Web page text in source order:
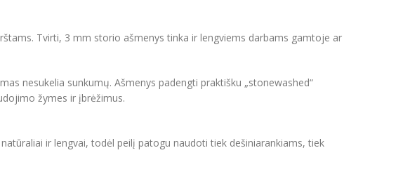
Tvirti, 3 mm storio ašmenys tinka ir lengviems darbams gamtoje ar
nesukelia sunkumų. Ašmenys padengti praktišku „stonewashed“
žymes ir įbrėžimus.
ir lengvai, todėl peilį patogu naudoti tiek dešiniarankiams, tiek